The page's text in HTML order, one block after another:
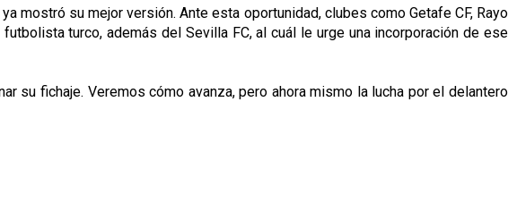
mostró su mejor versión. Ante esta oportunidad, clubes como Getafe CF, Rayo
turco, además del Sevilla FC, al cuál le urge una incorporación de ese
su fichaje. Veremos cómo avanza, pero ahora mismo la lucha por el delantero